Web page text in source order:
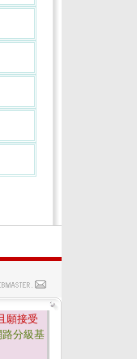
願接受
路分級基